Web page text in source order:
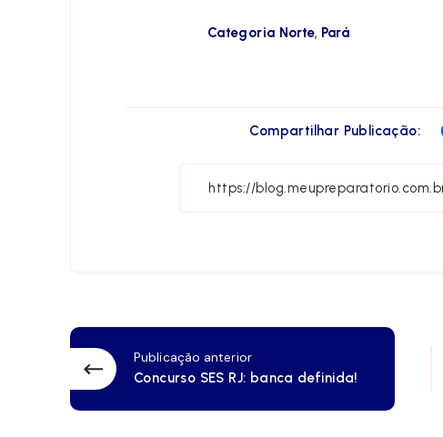
Categoria Norte, Pará
Compartilhar Publicação:
Publicação anterior
Concurso SES RJ: banca definida!